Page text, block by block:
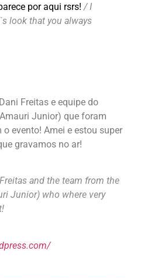
por aqui rsrs! / I
look that you always
Freitas e equipe do
Junior) que foram
evento! Amei e estou super
gravamos no ar!
and the team from the
Junior) who where very